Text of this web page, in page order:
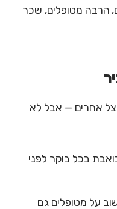
הרבה מטופלים, שכר
אחרים — אבל לא
בכל בוקר לפני
על מטופלים גם